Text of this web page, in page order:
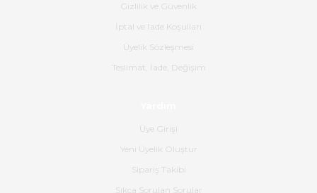
Gerçekten harika ve etkileyici
Hızlı bir şekilde elimize ulaştı
Gizlilik ve Güvenlik
İptal ve İade Koşulları
Üyelik Sözleşmesi
Teslimat, İade, Değişim
Üye Girişi
Yeni Üyelik Oluştur
Sipariş Takibi
Sıkça Sorulan Sorular